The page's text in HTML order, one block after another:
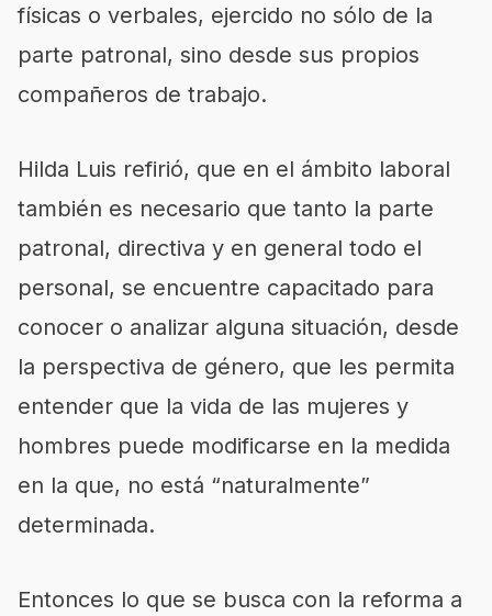
físicas o verbales, ejercido no sólo de la
parte patronal, sino desde sus propios
compañeros de trabajo.
Hilda Luis refirió, que en el ámbito laboral
también es necesario que tanto la parte
patronal, directiva y en general todo el
personal, se encuentre capacitado para
conocer o analizar alguna situación, desde
la perspectiva de género, que les permita
entender que la vida de las mujeres y
hombres puede modificarse en la medida
en la que, no está “naturalmente”
determinada.
Entonces lo que se busca con la reforma a